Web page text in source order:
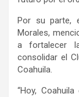
Por su parte,
Morales,
a fortalecer
consolidar el
Coahuila.
“Hoy,